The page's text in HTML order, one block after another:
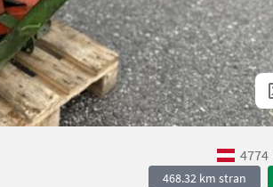
4774
468.32 km stran